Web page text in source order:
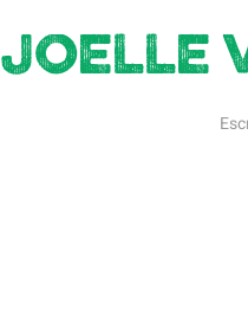
Joelle